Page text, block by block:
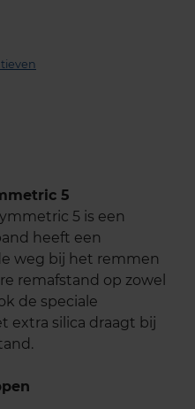
5
5 is een
heeft een
weg bij het remmen
remafstand op zowel
de speciale
extra silica draagt bij